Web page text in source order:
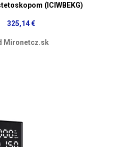
(ICIWBEKG)
325,14 €
Mironetcz.sk